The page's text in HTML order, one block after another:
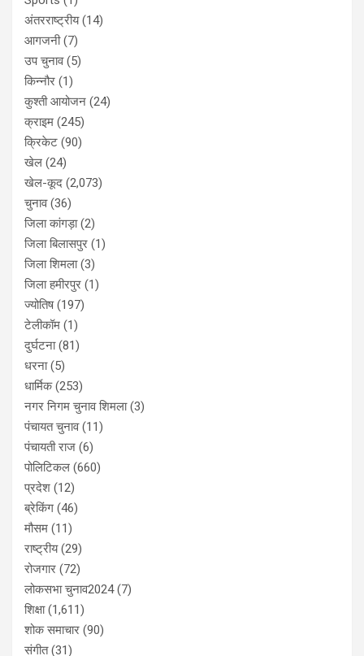
अंतरराष्ट्रीय(14)
आगजनी(7)
उप चुनाव(5)
किन्नौर (1)
कुश्ती आयोजन (24)
क्राइम (245)
क्रिकेट (90)
खेल (24)
खेल-कूद (2,073)
चुनाव(36)
जिला कांगड़ा(2)
जिला बिलासपुर (1)
जिला शिमला(3)
जिला हमीरपुर (1)
ज्योतिष(197)
टेलीकॉम (1)
दुर्घटना(81)
धरना(5)
धार्मिक(253)
नगर निगम चुनाव शिमला(3)
पंचायत चुनाव(11)
पंचायती राज (6)
पोलिटिकल (660)
प्रदेश (12)
ब्रेकिंग (46)
मौसम (11)
राष्ट्रीय(29)
रोजगार (72)
लोकसभा चुनाव2024(7)
शिक्षा(1,611)
शोक समाचार (90)
संगीत(31)